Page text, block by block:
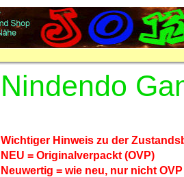
Nindendo
Wichtiger Hinweis zu der
NEU = Originalverpackt (OVP)
Neuwertig = wie neu, nur nicht